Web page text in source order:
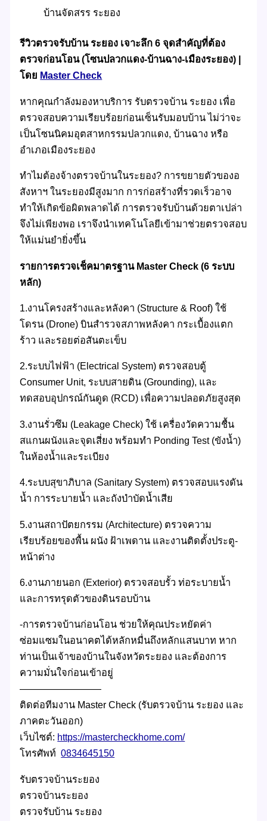
บ้านจัดสรร ระยอง
รีวิวตรวจรับบ้าน ระยอง เจาะลึก 6 จุดสำคัญที่ต้อง
ตรวจก่อนโอน (โซนปลวกแดง-บ้านฉาง-เมืองระยอง) |
โดย Master Check
หากคุณกำลังมองหาบริการ รับตรวจบ้าน ระยอง เพื่อ
ตรวจสอบความเรียบร้อยก่อนเซ็นรับมอบบ้าน ไม่ว่าจะ
เป็นโซนนิคมอุตสาหกรรมปลวกแดง, บ้านฉาง หรือ
อำเภอเมืองระยอง
ทำไมต้องจ้างตรวจบ้านในระยอง? การขยายตัวของอ
สังหาฯ ในระยองมีสูงมาก การก่อสร้างที่รวดเร็วอาจ
ทำให้เกิดข้อผิดพลาดได้ การตรวจรับบ้านด้วยตาเปล่า
จึงไม่เพียงพอ เราจึงนำเทคโนโลยีเข้ามาช่วยตรวจสอบ
ให้แม่นยำยิ่งขึ้น
รายการตรวจเช็คมาตรฐาน Master Check (6 ระบบ
หลัก)
1.งานโครงสร้างและหลังคา (Structure & Roof) ใช้
โดรน (Drone) บินสำรวจสภาพหลังคา กระเบื้องแตก
ร้าว และรอยต่อสันตะเข็บ
2.ระบบไฟฟ้า (Electrical System) ตรวจสอบตู้
Consumer Unit, ระบบสายดิน (Grounding), และ
ทดสอบอุปกรณ์กันดูด (RCD) เพื่อความปลอดภัยสูงสุด
3.งานรั่วซึม (Leakage Check) ใช้ เครื่องวัดความชื้น
สแกนผนังและจุดเสี่ยง พร้อมทำ Ponding Test (ขังน้ำ)
ในห้องน้ำและระเบียง
4.ระบบสุขาภิบาล (Sanitary System) ตรวจสอบแรงดัน
น้ำ การระบายน้ำ และถังบำบัดน้ำเสีย
5.งานสถาปัตยกรรม (Architecture) ตรวจความ
เรียบร้อยของพื้น ผนัง ฝ้าเพดาน และงานติดตั้งประตู-
หน้าต่าง
6.งานภายนอก (Exterior) ตรวจสอบรั้ว ท่อระบายน้ำ
และการทรุดตัวของดินรอบบ้าน
-การตรวจบ้านก่อนโอน ช่วยให้คุณประหยัดค่า
ซ่อมแซมในอนาคตได้หลักหมื่นถึงหลักแสนบาท หาก
ท่านเป็นเจ้าของบ้านในจังหวัดระยอง และต้องการ
ความมั่นใจก่อนเข้าอยู่
————————–
ติดต่อทีมงาน Master Check (รับตรวจบ้าน ระยอง และ
ภาคตะวันออก)
เว็บไซต์: https://mastercheckhome.com/
โทรศัพท์0834645150
รับตรวจบ้านระยอง
ตรวจบ้านระยอง
ตรวจรับบ้าน ระยอง